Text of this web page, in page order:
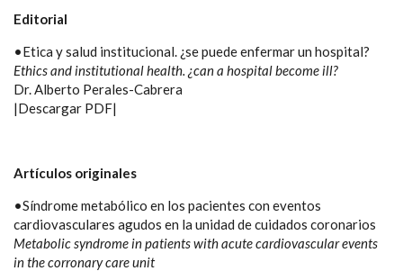
Editorial
•Etica y salud institucional. ¿se puede enfermar un hospital?
Ethics and institutional health. ¿can a hospital become ill?
Dr. Alberto Perales-Cabrera
|Descargar PDF|
Artículos originales
•Síndrome metabólico en los pacientes con eventos
cardiovasculares agudos en la unidad de cuidados coronarios
Metabolic syndrome in patients with acute cardiovascular events
in the corronary care unit